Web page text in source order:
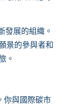
發展的組織。
景的參與者和
。
你與國際碳市